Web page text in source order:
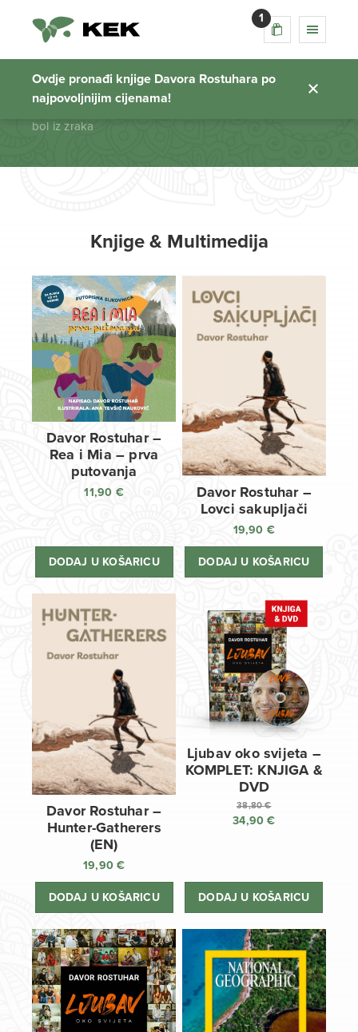
1
Ovdje pronađi knjige Davora Rostuhara po
najpovoljnijim cijenama!
bol iz zraka
Početna stranica
bol iz zraka
Knjige & Multimedija
Davor Rostuhar –
Rea i Mia – prva
putovanja
11,90 €
DODAJ U KOŠARICU
Davor Rostuhar –
Lovci sakupljači
19,90 €
DODAJ U KOŠARICU
Davor Rostuhar –
Hunter-Gatherers
(EN)
19,90€
DODAJ U KOŠARICU
Ljubav oko svijeta –
KOMPLET: KNJIGA &
DVD
38,80€
Izvorna
38,80 €.
34,90€
34,90 €.
DODAJ U KOŠARICU